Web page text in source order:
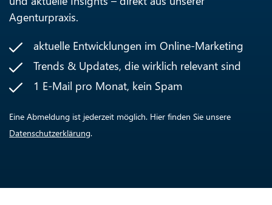
Agenturpraxis.
aktuelle Entwicklungen im Online-Marketing
Trends & Updates, die wirklich relevant sind
1 E-Mail pro Monat, kein Spam
Eine Abmeldung ist jederzeit möglich. Hier finden Sie unsere
Datenschutzerklärung.